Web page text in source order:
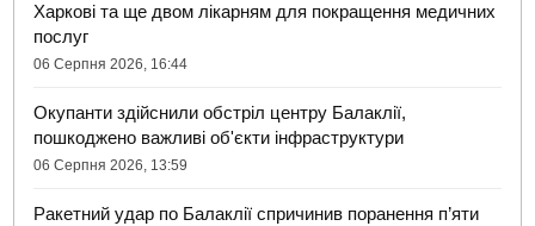
Харкові та ще двом лікарням для покращення медичних
послуг
06 Серпня 2026, 16:44
Окупанти здійснили обстріл центру Балаклії,
пошкоджено важливі об'єкти інфраструктури
06 Серпня 2026, 13:59
Ракетний удар по Балаклії спричинив поранення п’яти